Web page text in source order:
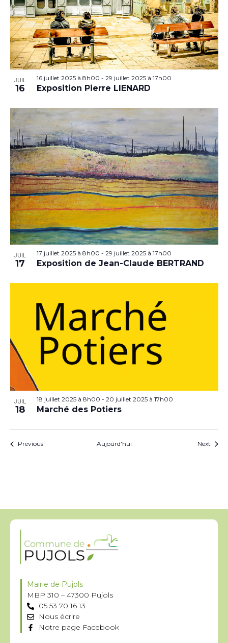
JUIL
16
16 juillet 2025 à 8h00 - 29 juillet 2025 à 17h00
Exposition Pierre LIENARD
JUIL
17
17 juillet 2025 à 8h00 - 29 juillet 2025 à 17h00
Exposition de Jean-Claude BERTRAND
JUIL
18
18 juillet 2025 à 8h00 - 20 juillet 2025 à 17h00
Marché des Potiers
PreviousÉvènements Aujourd'hui Next
Mairie de Pujols
MBP 310 – 47300 Pujols
05 53 70 16 13
Nous écrire
Notre page Facebook